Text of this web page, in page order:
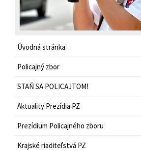
Úvodná stránka
Policajný zbor
STAŇ SA POLICAJTOM!
Aktuality Prezídia PZ
Prezídium Policajného zboru
Krajské riaditeľstvá PZ